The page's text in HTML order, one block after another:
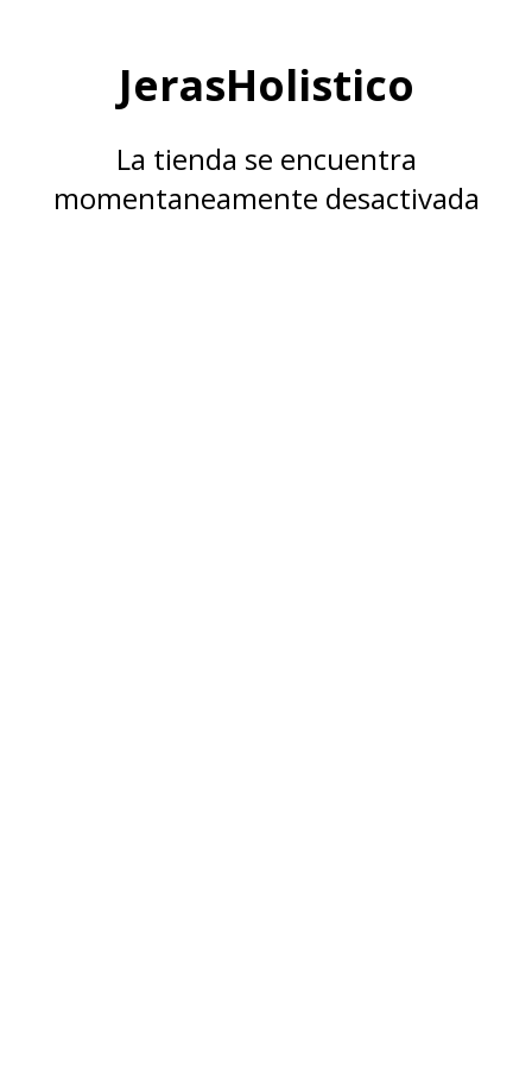
JerasHolistico
La tienda se encuentra
momentaneamente desactivada